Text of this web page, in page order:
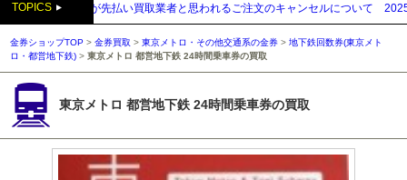
TOPICS
】送付先が先払い買取業者と思われるご注文のキャンセルについて 2025年12
金券ショップTOP >金券買取 >東京メトロ・その他交通系の金券 >地下鉄回数券(東京メト
ロ・都営地下鉄) >東京メトロ 都営地下鉄 24時間乗車券の買取
東京メトロ 都営地下鉄 24時間乗車券の買取